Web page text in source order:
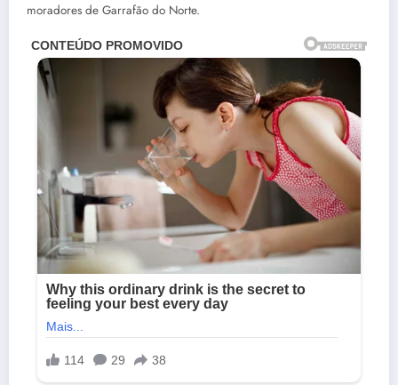
moradores de Garrafão do Norte.